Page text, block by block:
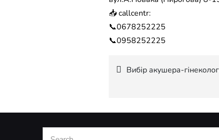
📥 callcentr:
📞0678252225
📞0958252225
Навігація
Вибір акушера-
Search